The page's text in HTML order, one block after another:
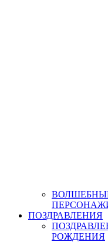
ПОЗДРАВЛЕНИЯ
РОЖДЕНИЯ